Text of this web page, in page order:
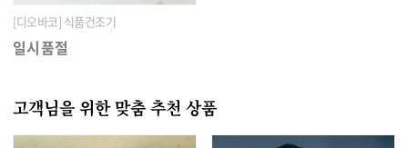
[디오바코] 식품건조기
일시품절
고객님을 위한 맞춤 추천 상품